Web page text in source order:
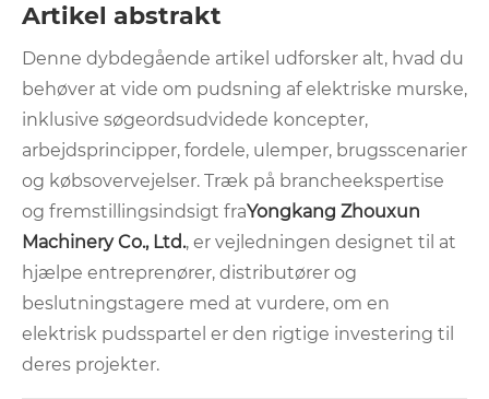
Artikel abstrakt
Denne dybdegående artikel udforsker alt, hvad du
behøver at vide om pudsning af elektriske murske,
inklusive søgeordsudvidede koncepter,
arbejdsprincipper, fordele, ulemper, brugsscenarier
og købsovervejelser. Træk på brancheekspertise
og fremstillingsindsigt fraYongkang Zhouxun
Machinery Co., Ltd., er vejledningen designet til at
hjælpe entreprenører, distributører og
beslutningstagere med at vurdere, om en
elektrisk pudsspartel er den rigtige investering til
deres projekter.